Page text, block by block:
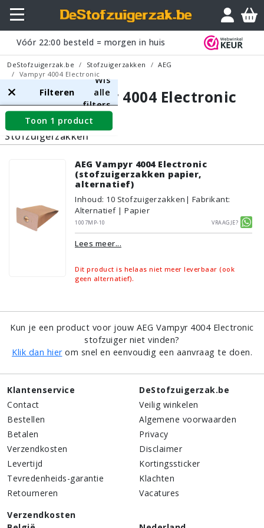
Vóór 22:00 besteld = morgen in huis
DeStofzuigerzak.be Stofzuigerzakken
AEG
Vampyr 4004 Electronic
AEG Vampyr 4004 Electronic
Filteren
Wis
alle
filters
Toon 1 product
Stofzuigerzakken
AEG Vampyr 4004 Electronic
(stofzuigerzakken papier,
alternatief)
Inhoud: 10 Stofzuigerzakken | Fabrikant:
Alternatief | Papier
1007MP-10
Vraagje?
Lees meer...
Dit product is helaas niet meer leverbaar (ook
geen alternatief).
Kun je een product voor jouw AEG Vampyr 4004 Electronic
stofzuiger niet vinden?
Klik dan hierom snel en eenvoudig een aanvraag te doen.
Klantenservice
Contact
Bestellen
Betalen
Verzendkosten
Levertijd
Tevredenheids-garantie
Retourneren
DeStofzuigerzak.be
Veilig winkelen
Algemene voorwaarden
Privacy
Disclaimer
Kortingssticker
Klachten
Vacatures
Verzendkosten